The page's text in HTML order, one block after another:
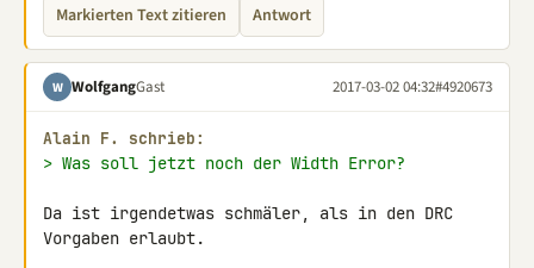
Markierten Text zitieren Antwort
W WolfgangGast 2017-03-02 04:32#4920673
Alain F. schrieb:
> Was soll jetzt noch der Width Error?
Da ist irgendetwas schmäler, als in den DRC
Vorgaben erlaubt.